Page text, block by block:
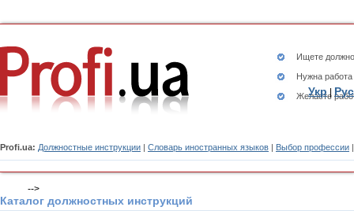
Ищете
Нужна
Желаете
Profi.ua: Должностные инструкции | Словарь иностранных языков | Выбор профессии
Укр| Рус
-->
Каталог должностных инструкций